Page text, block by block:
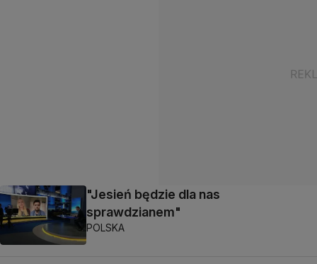
"Jesień będzie dla nas
sprawdzianem"
POLSKA